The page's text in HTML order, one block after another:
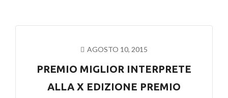
AGOSTO 10, 2015
PREMIO MIGLIOR INTERPRETE
ALLA X EDIZIONE PREMIO